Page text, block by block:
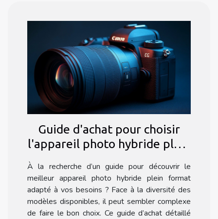
Guide d'achat pour choisir
l'appareil photo hybride plein
À la recherche d’un guide pour découvrir le
meilleur appareil photo hybride plein format
adapté à vos besoins ? Face à la diversité des
modèles disponibles, il peut sembler complexe
de faire le bon choix. Ce guide d’achat détaillé